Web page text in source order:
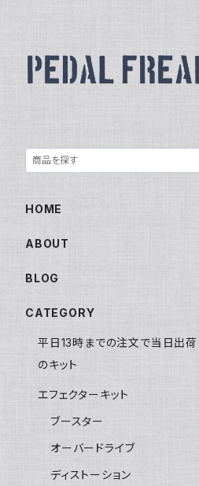
HOME
ABOUT
BLOG
CATEGORY
平日13時までの注文で当日出荷
のキット
エフェクターキット
ブースター
オーバードライブ
ディストーション